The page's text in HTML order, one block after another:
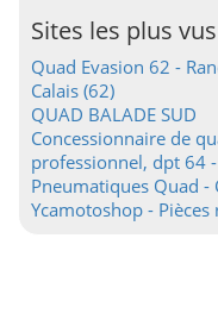
Sites les plus vus
Quad Evasion 62 -
Calais (62)
QUAD BALADE SUD
Concessionnaire de
professionnel, dpt 64
Pneumatiques Quad -
Ycamotoshop - Pièces